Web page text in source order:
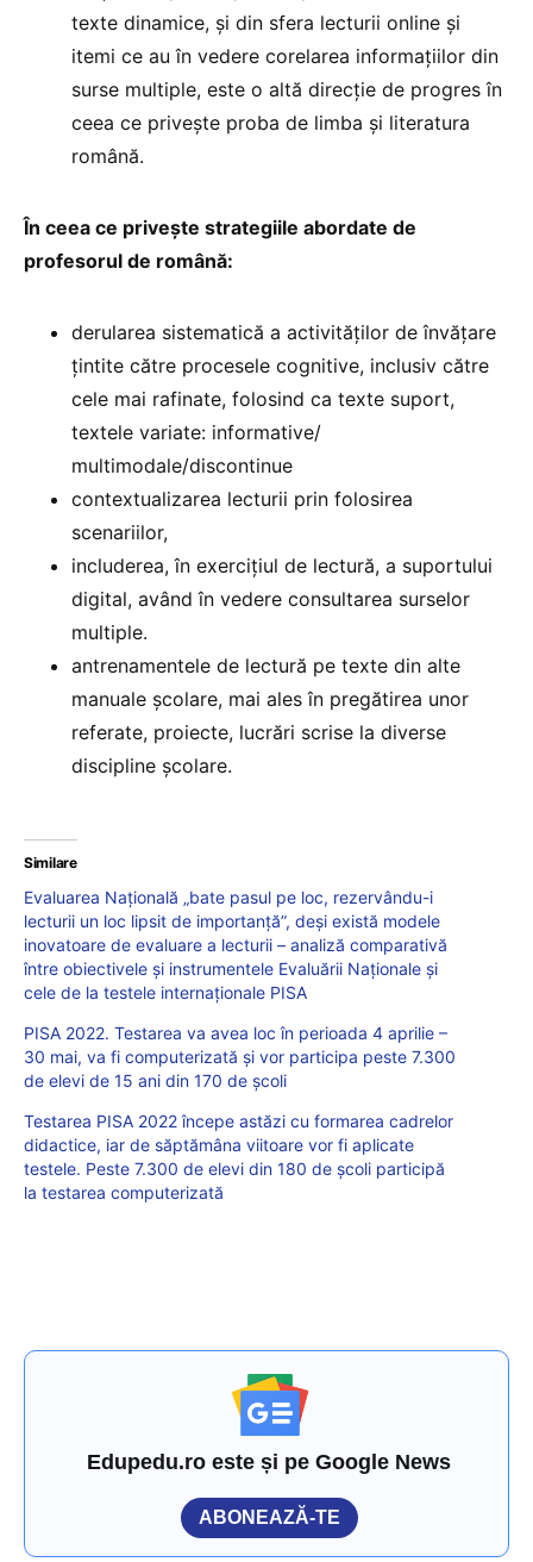
texte dinamice, şi din sfera lecturii online şi
itemi ce au în vedere corelarea informaţiilor din
surse multiple, este o altă direcţie de progres în
ceea ce priveşte proba de limba şi literatura
română.
În ceea ce privește strategiile abordate de
profesorul de română:
derularea sistematică a activităţilor de învăţare
ţintite către procesele cognitive, inclusiv către
cele mai rafinate, folosind ca texte suport,
textele variate: informative/
multimodale/discontinue
contextualizarea lecturii prin folosirea
scenariilor,
includerea, în exerciţiul de lectură, a suportului
digital, având în vedere consultarea surselor
multiple.
antrenamentele de lectură pe texte din alte
manuale şcolare, mai ales în pregătirea unor
referate, proiecte, lucrări scrise la diverse
discipline şcolare.
Similare
Evaluarea Națională „bate pasul pe loc, rezervându-i
lecturii un loc lipsit de importanță”, deși există modele
inovatoare de evaluare a lecturii – analiză comparativă
între obiectivele și instrumentele Evaluării Naționale și
cele de la testele internaționale PISA
PISA 2022. Testarea va avea loc în perioada 4 aprilie –
30 mai, va fi computerizată și vor participa peste 7.300
de elevi de 15 ani din 170 de școli
Testarea PISA 2022 începe astăzi cu formarea cadrelor
didactice, iar de săptămâna viitoare vor fi aplicate
testele. Peste 7.300 de elevi din 180 de școli participă
la testarea computerizată
Edupedu.ro este și pe Google News
ABONEAZĂ-TE